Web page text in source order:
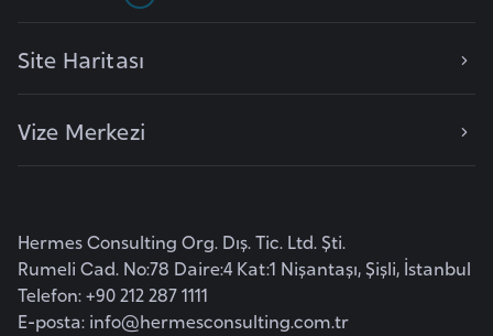
Site Haritası
Vize Merkezi
Hermes Consulting Org. Dış. Tic. Ltd. Şti.
Rumeli Cad. No:78 Daire:4 Kat:1 Nişantaşı, Şişli, İstanbul
Telefon: +90 212 287 1111
E-posta: info@hermesconsulting.com.tr
d
a
a
n
s